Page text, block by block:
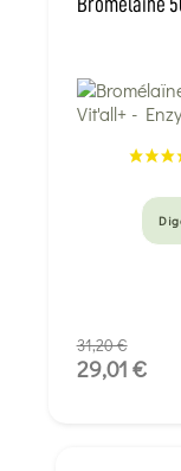
31,20 €
29,01 €